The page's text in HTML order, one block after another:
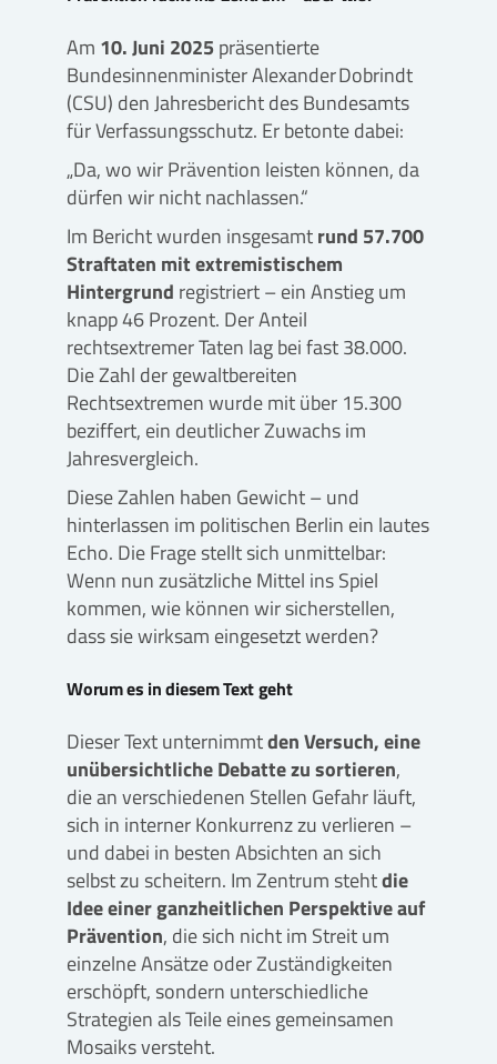
Am 10. Juni 2025präsentierte
Bundesinnenminister Alexander Dobrindt
(CSU) den Jahresbericht des Bundesamts
für Verfassungsschutz. Er betonte dabei:
„Da, wo wir Prävention leisten können, da
dürfen wir nicht nachlassen.“
Im Bericht wurden insgesamtrund 57.700
Straftaten mit extremistischem
Hintergrund registriert – ein Anstieg um
knapp 46 Prozent. Der Anteil
rechtsextremer Taten lag bei fast 38.000.
Die Zahl der gewaltbereiten
Rechtsextremen wurde mit über 15.300
beziffert, ein deutlicher Zuwachs im
Jahresvergleich.
Diese Zahlen haben Gewicht – und
hinterlassen im politischen Berlin ein lautes
Echo. Die Frage stellt sich unmittelbar:
Wenn nun zusätzliche Mittel ins Spiel
kommen, wie können wir sicherstellen,
dass sie wirksam eingesetzt werden?
Worum es in diesem Text geht
Dieser Text unternimmtden Versuch, eine
unübersichtliche Debatte zu sortieren,
die an verschiedenen Stellen Gefahr läuft,
sich in interner Konkurrenz zu verlieren –
und dabei in besten Absichten an sich
selbst zu scheitern. Im Zentrum stehtdie
Idee einer ganzheitlichen Perspektive auf
Prävention, die sich nicht im Streit um
einzelne Ansätze oder Zuständigkeiten
erschöpft, sondern unterschiedliche
Strategien als Teile eines gemeinsamen
Mosaiks versteht.